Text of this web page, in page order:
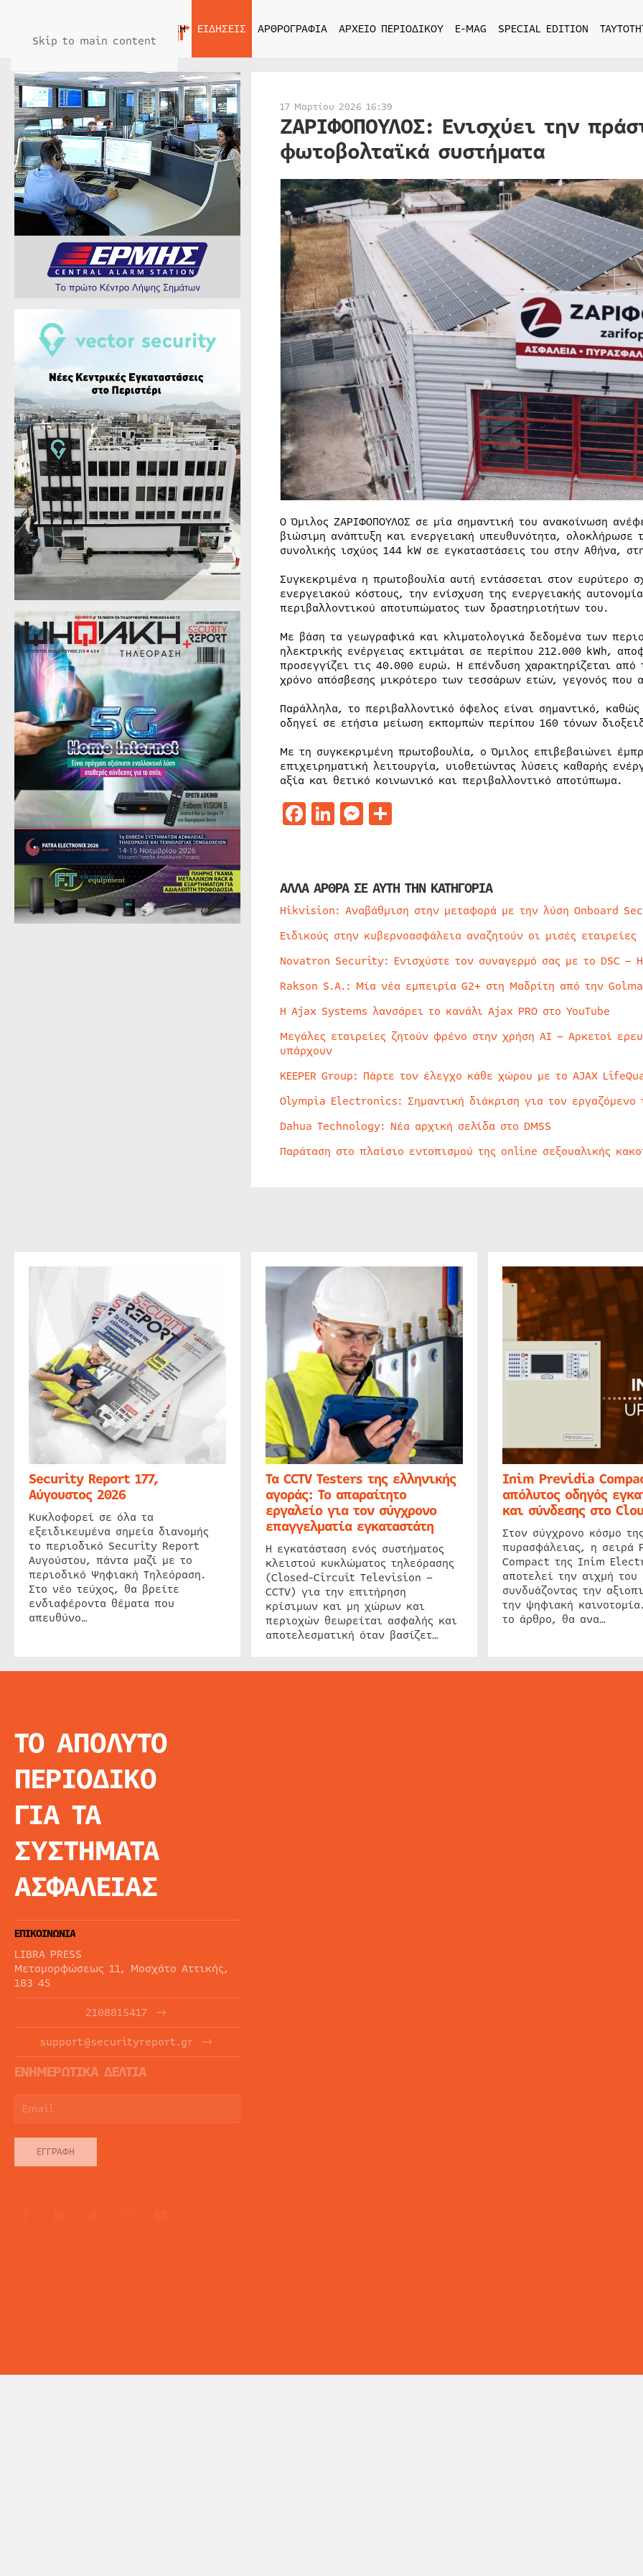
Skip to main content
ΑΡΧΙΚΗ ΕΙΔΗΣΕΙΣ ΑΡΘΡΟΓΡΑΦΙΑ ΑΡΧΕΙΟ ΠΕΡΙΟΔΙΚΟΥ E-MAG SPECIAL EDITION
17 Μαρτίου 2026 16:39
ΖΑΡΙΦΟΠΟΥΛΟΣ: Ενισχύει την
φωτοβολταϊκά συστήματα
Ο Όμιλος ΖΑΡΙΦΟΠΟΥΛΟΣ σε μία σημαντική του ανακοίνωση
βιώσιμη ανάπτυξη και ενεργειακή υπευθυνότητα, ολοκλήρωσε
συνολικής ισχύος 144 kW σε εγκαταστάσεις του στην Αθήνα,
Συγκεκριμένα η πρωτοβουλία αυτή εντάσσεται στον ευρύτερο
ενεργειακού κόστους, την ενίσχυση της ενεργειακής
περιβαλλοντικού αποτυπώματος των δραστηριοτήτων του.
Με βάση τα γεωγραφικά και κλιματολογικά δεδομένα των
ηλεκτρικής ενέργειας εκτιμάται σε περίπου 212.000 kWh,
προσεγγίζει τις 40.000 ευρώ. Η επένδυση χαρακτηρίζεται
χρόνο απόσβεσης μικρότερο των τεσσάρων ετών, γεγονός που
Παράλληλα, το περιβαλλοντικό όφελος είναι σημαντικό,
οδηγεί σε ετήσια μείωση εκπομπών περίπου 160 τόνων
Με τη συγκεκριμένη πρωτοβουλία, ο Όμιλος επιβεβαιώνει
επιχειρηματική λειτουργία, υιοθετώντας λύσεις καθαρής
αξία και θετικό κοινωνικό και περιβαλλοντικό αποτύπωμα.
Facebook
LinkedIn
Messenger
Μοιραστείτε
ΑΛΛΑ ΑΡΘΡΑ ΣΕ ΑΥΤΗ ΤΗΝ ΚΑΤΗΓΟΡΙΑ
Hikvision: Αναβάθμιση στην μεταφορά με την λύση Onboard
Ειδικούς στην κυβερνοασφάλεια αναζητούν οι μισές εταιρείες
Novatron Security: Ενισχύστε τον συναγερμό σας με το DSC –
Rakson S.A.: Μία νέα εμπειρία G2+ στη Μαδρίτη από την
Η Ajax Systems λανσάρει το κανάλι Ajax PRO στο YouTube
Μεγάλες εταιρείες ζητούν φρένο στην χρήση AI – Αρκετοί
υπάρχουν
KEEPER Group: Πάρτε τον έλεγχο κάθε χώρου με το AJAX
Olympia Electronics: Σημαντική διάκριση για τον εργαζόμενο
Dahua Technology: Νέα αρχική σελίδα στο DMSS
Παράταση στο πλαίσιο εντοπισμού της online σεξουαλικής
Security Report 177,
Αύγουστος 2026
Κυκλοφορεί σε όλα τα
εξειδικευμένα σημεία διανομής
το περιοδικό Security Report
Αυγούστου, πάντα μαζί με το
περιοδικό Ψηφιακή Τηλεόραση.
Στο νέο τεύχος, θα βρείτε
ενδιαφέροντα θέματα που
απευθύνο…
Τα CCTV Testers της ελληνικής
αγοράς: Το απαραίτητο
εργαλείο για τον σύγχρονο
επαγγελματία εγκαταστάτη
Η εγκατάσταση ενός συστήματος
κλειστού κυκλώματος τηλεόρασης
(Closed-Circuit Television –
CCTV) για την επιτήρηση
κρίσιμων και μη χώρων και
περιοχών θεωρείται ασφαλής και
αποτελεσματική όταν βασίζετ…
Inim Previdia
απόλυτος οδηγός
και σύνδεσης στο
Στον σύγχρονο κόσμο της
πυρασφάλειας, η σειρά
Compact της Inim
αποτελεί την αιχμή του
συνδυάζοντας την
την ψηφιακή
το άρθρο, θα ανα…
ΤΟ ΑΠΟΛΥΤΟ
ΠΕΡΙΟΔΙΚΟ
ΓΙΑ ΤΑ
ΣΥΣΤΗΜΑΤΑ
ΑΣΦΑΛΕΙΑΣ
ΕΠΙΚΟΙΝΩΝΙΑ
LIBRA PRESS
Μεταμορφώσεως 11, Μοσχάτο Αττικής,
183 45
2108815417
support@securityreport.gr
ΕΝΗΜΕΡΩΤΙΚΑ ΔΕΛΤΙΑ
ΕΓΓΡΑΦΉ